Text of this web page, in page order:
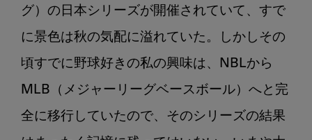
日
シ
ー
ン
2：
秋
グ）の日本シリーズが開催されていて、すで
に景色は秋の気配に溢れていた。しかしその
頃すでに野球好きの私の興味は、NBLから
MLB（メジャーリーグベースボール）へと完
全に移行していたので、そのシリーズの結果